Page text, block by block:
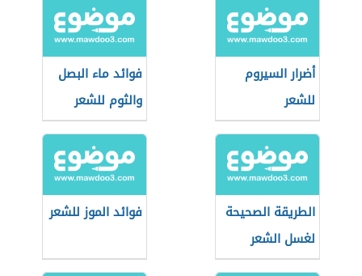
أضرار السيروم
للشعر
فوائد ماء البصل
والثوم للشعر
الطريقة الصحيحة
لغسل الشعر
فوائد الموز للشعر